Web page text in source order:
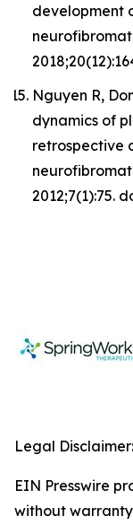
development
Nguyen R,
dynamics of
retrospective
2012;7(1):75.
Legal Disclaimer:
EIN Presswire
without